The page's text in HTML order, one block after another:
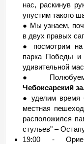
нас, раскинув
упустим такого
● Мы узнаем,
в двух правых
● посмотрим на
парка Победы и
удивительной
●
Чебоксарский
● уделим время
местная
расположился
стульев" –
19:00 -